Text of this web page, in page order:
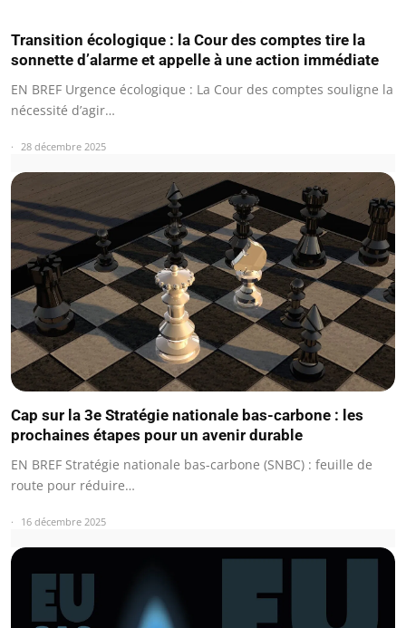
Transition écologique : la Cour des comptes tire la
sonnette d’alarme et appelle à une action immédiate
EN BREF Urgence écologique : La Cour des comptes souligne la
nécessité d’agir…
28 décembre 2025
Cap sur la 3e Stratégie nationale bas-carbone : les
prochaines étapes pour un avenir durable
EN BREF Stratégie nationale bas-carbone (SNBC) : feuille de
route pour réduire…
16 décembre 2025